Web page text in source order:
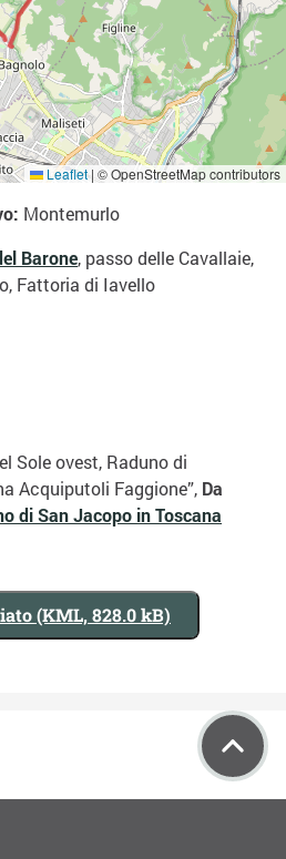
Leaflet | © OpenStreetMap contributors
Montemurlo
Barone, passo delle Cavallaie,
Fattoria di Iavello
Sole ovest, Raduno di
Acquiputoli Faggione”, Da
di San Jacopo in Toscana
(KML, 828.0 kB)